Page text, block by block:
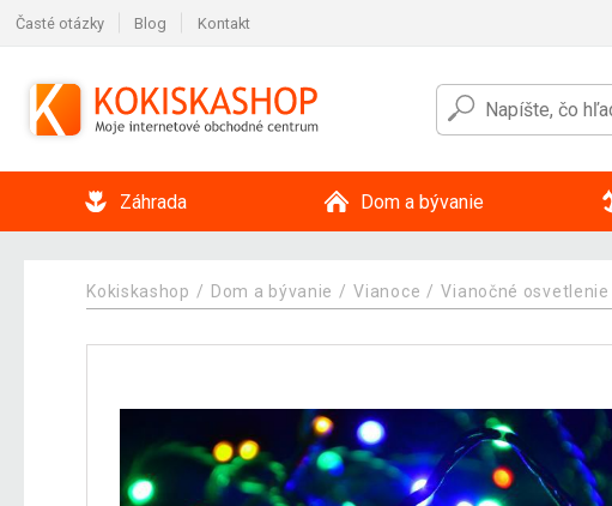
Časté otázky Blog Kontakt
Záhrada Dom a bývanie
Kokiskashop Dom a bývanie Vianoce Vianočné osvetlenie